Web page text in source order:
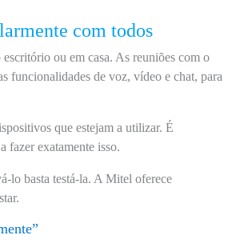
com todos
ou em casa. As reuniões com o
funcionalidades de voz, vídeo e chat, para
que estejam a utilizar. É
fazer exatamente isso.
lo basta testá-la. A Mitel oferece